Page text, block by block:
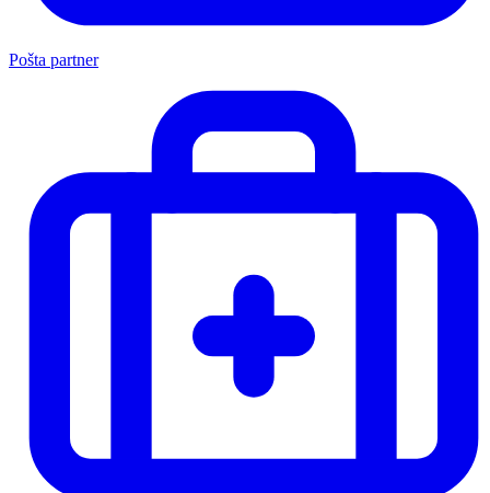
Pošta partner